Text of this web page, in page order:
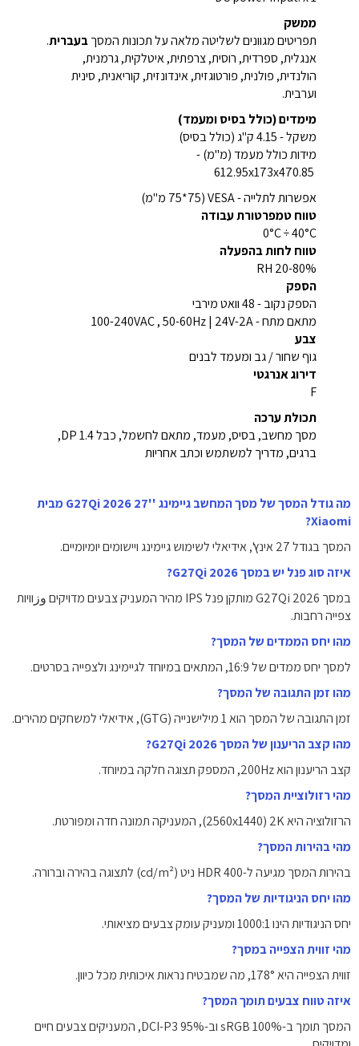
ממשק
תפריטים מגוונים לשליטה מלאה על תכונות המסךבעברית.
אנגלית, ספרדית, רוסית, צרפתית, איטלקית, גרמנית,
הולנדית, פולנית, פורטוגזית, אינדונזית, קוריאנית, סינית
וערבית.
מימדים (כולל בסיס ומעמד)
משקל - 4.15 ק"ג (כולל בסיס)
מידות כולל מעמד (מ"מ) -
אפשרות לתלייה - VESA (75*75 מ"מ)
טווח טמפרטורת עבודה
0°C ÷ 40°C
טווח לחות בהפעלה
20-80% RH
הספק
הספק נקוב - 48 וואט מירבי
מתאם מתח - 100-240VAC , 50-60Hz | 24V-2A
צבע
גוף שחור / גב ומעמד לבנים
דירוג אנרגטי
F
תכולת ערכה
מסך מחשב, בסיס, מעמד, מתאם לחשמל, כבל DP 1.4,
ברגים, מדריך למשתמש וכתב אחריות
מה גודל המסך של מסך המחשב גיימינג ''27 G27Qi 2026 מבית
Xiaomi?
המסך בגודל 27 אינץ', אידיאלי לשימוש גיימינג ויישומים יומיומיים.
איזה סוג פנל יש במסך G27Qi 2026?
במסך G27Qi 2026 מותקן פנל IPS מהיר המעניק צבעים מדויקים وزוויות
צפייה רחבות.
מהו יחס הממדים של המסך?
למסך יחס ממדים של 16:9, המתאים במיוחד לגיימינג ולצפייה בסרטים.
מהו זמן התגובה של המסך?
זמן התגובה של המסך הוא 1 מילישנייה (GTG), אידיאלי למשחקים מהירים.
מהו קצב הריענון של המסך G27Qi 2026?
קצב הריענון הוא 200Hz, המספק תצוגה חלקה במיוחד.
מהי רזולוציית המסך?
הרזולוציה היא 2K ‏(2560x1440), המעניקה תמונה חדה ומפורטת.
מהי בהירות המסך?
בהירות המסך מגיעה ל-HDR 400 ניט (cd/m²) לתצוגה בהירה וברורה.
מהו יחס הניגודיות של המסך?
יחס הניגודיות הינו 1000:1 ומעניק עומק צבעים מציאותי.
מהי זווית הצפייה במסך?
זווית הצפייה היא 178°, מה שמבטיח נראות איכותית מכל כיוון.
איזה טווח צבעים תומך המסך?
המסך תומך ב-100% sRGB וב-95% DCI-P3, המעניקים צבעים חיים